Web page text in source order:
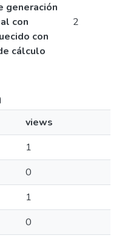
generación
con
con
cálculo
2
views
1
0
1
0